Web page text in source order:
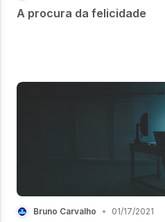
A procura da felicidade
Bruno Carvalho • 01/17/2021